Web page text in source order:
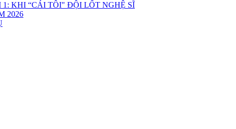
KHI “CÁI TÔI" ĐỘI LỐT NGHỆ SĨ
2026